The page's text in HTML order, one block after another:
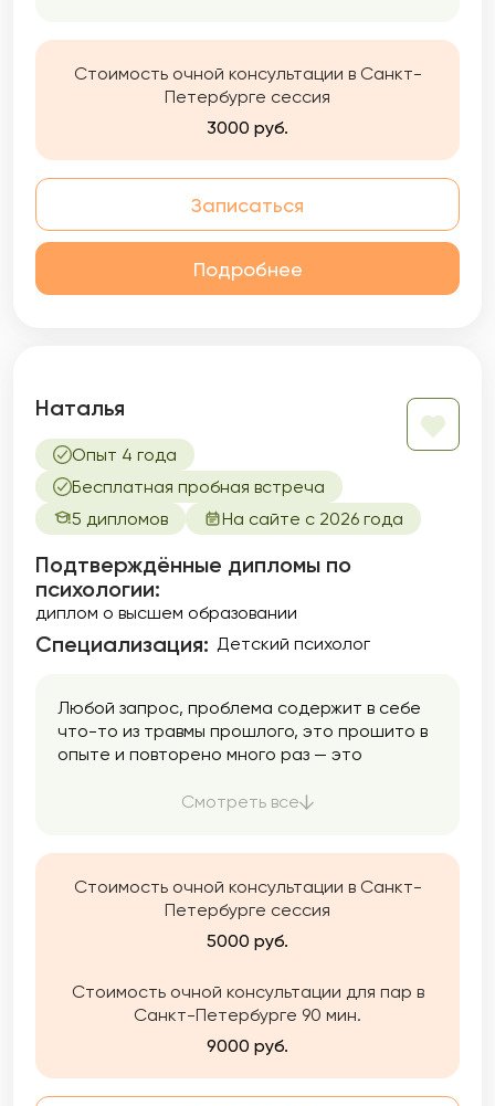
Стоимость очной консультации в Санкт-
Петербурге сессия
3000 руб.
Записаться
Подробнее
Наталья
Опыт 4 года
Бесплатная пробная встреча
5 дипломов
На сайте с 2026 года
Подтверждённые дипломы по
психологии:
диплом о высшем образовании
Специализация: Детский психолог
Любой запрос, проблема содержит в себе
что-то из травмы прошлого, это прошито в
опыте и повторено много раз — это
переписываем неврологические схемы.
Смотреть все
Стоимость очной консультации в Санкт-
Петербурге сессия
5000 руб.
Стоимость очной консультации для пар в
Санкт-Петербурге 90 мин.
9000 руб.